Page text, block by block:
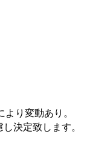
り変動あり。
決定致します。